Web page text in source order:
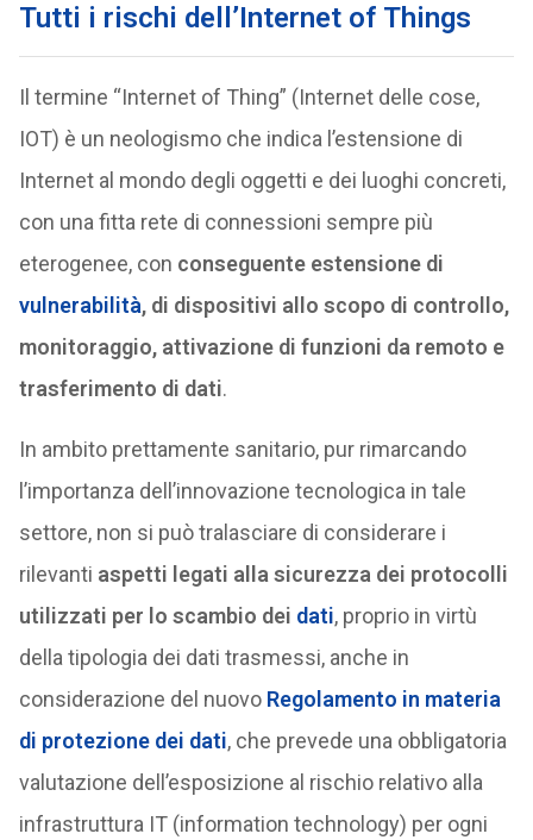
Tutti i rischi dell’Internet of Things
Il termine “Internet of Thing” (Internet delle cose,
IOT) è un neologismo che indica l’estensione di
Internet al mondo degli oggetti e dei luoghi concreti,
con una fitta rete di connessioni sempre più
eterogenee, con conseguente estensione di
vulnerabilità, di dispositivi allo scopo di controllo,
monitoraggio, attivazione di funzioni da remoto e
trasferimento di dati.
In ambito prettamente sanitario, pur rimarcando
l’importanza dell’innovazione tecnologica in tale
settore, non si può tralasciare di considerare i
rilevanti aspetti legati alla sicurezza dei protocolli
utilizzati per lo scambio dei dati, proprio in virtù
della tipologia dei dati trasmessi, anche in
considerazione del nuovo Regolamento in materia
di protezione dei dati, che prevede una obbligatoria
valutazione dell’esposizione al rischio relativo alla
infrastruttura IT (information technology) per ogni